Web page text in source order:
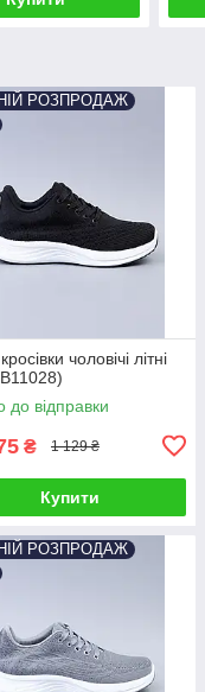
РОЗПРОДАЖ
чоловічі літні
до відправки
₴ 1 129 ₴
Купити
РОЗПРОДАЖ